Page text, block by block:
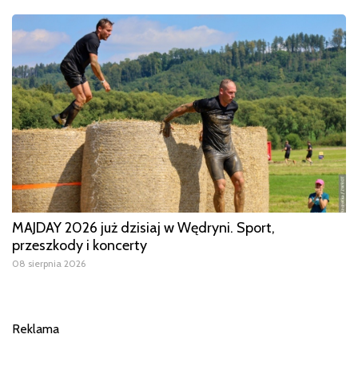
MAJDAY 2026 już dzisiaj w Wędryni. Sport,
przeszkody i koncerty
08 sierpnia 2026
Reklama